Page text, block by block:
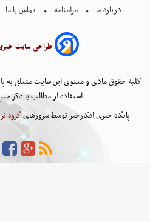
درباره ما مرامنامه تماس با ما
طراحی سایت
کلیه حقوق مادی و معنوی این سایت متعلق به
استفاده از مطالب با ذکر
پایگاه خبری افکارخبر توسط سرورهایگروه